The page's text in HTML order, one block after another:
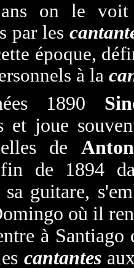
on le
par les
époque,
à la
1890
et joue
de
de 1894
sa guitare,
où il
à Santiago
cantantes